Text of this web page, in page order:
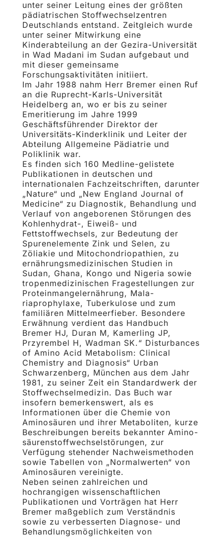
unter seiner Leitung eines der größten
pädiatrischen Stoffwechselzentren
Deutschlands entstand. Zeitgleich wurde
unter seiner Mit­wir­kung eine
Kinderabteilung an der Gezira-Universität
in Wad Madani im Sudan aufgebaut und
mit dieser gemeinsame
Forschungsaktivitäten initiiert.
Im Jahr 1988 nahm Herr Bremer einen Ruf
an die Ruprecht-Karls-Universität
Heidelberg an, wo er bis zu seiner
Emeritierung im Jahre 1999
Geschäftsführender Direktor der
Universitäts-Kinderklinik und Leiter der
Abteilung Allgemeine Pädiatrie und
Poliklinik war.
Es finden sich 160 Medline-gelistete
Publikationen in deutschen und
internationalen Fachzeitschrif­ten, da­runter
„Nature“ und „New England Journal of
Medicine“ zu Diagnostik, Behandlung und
Verlauf von ange­borenen Störungen des
Kohlenhydrat-, Eiweiß- und
Fettstoffwechsels, zur Bedeutung der
Spu­renelemente Zink und Selen, zu
Zöliakie und Mitochondriopathien, zu
ernährungsmedizinischen Stu­dien in
Sudan, Ghana, Kongo und Nigeria sowie
tropenmedizinischen Fragestellungen zur
Proteinmangeler­nährung, Mala­
riaprophylaxe, Tuberkulose und zum
familiären Mittelmeerfieber. Besondere
Erwäh­nung verdient das Hand­buch
Bremer HJ, Duran M, Kamerling JP,
Przyrembel H, Wadman SK.“ Disturbances
of Amino Acid Meta­bolism: Clinical
Chemistry and Diagnosis“ Urban
Schwarzenberg, München aus dem Jahr
1981, zu seiner Zeit ein Standardwerk der
Stoffwechselmedizin. Das Buch war
insofern bemerkenswert, als es
Informationen über die Chemie von
Aminosäuren und ihrer Metaboliten, kurze
Beschreibungen bereits bekannter Amino­
säurenstoffwechselstörungen, zur
Verfügung stehender Nachweismethoden
sowie Tabellen von „Normalwerten“ von
Aminosäuren vereinigte.
Neben seinen zahlreichen und
hochrangigen wissenschaftlichen
Publikationen und Vorträgen hat Herr
Bremer maßgeblich zum Verständnis
sowie zu verbesserten Diagnose- und
Behandlungsmög­lichkeiten von